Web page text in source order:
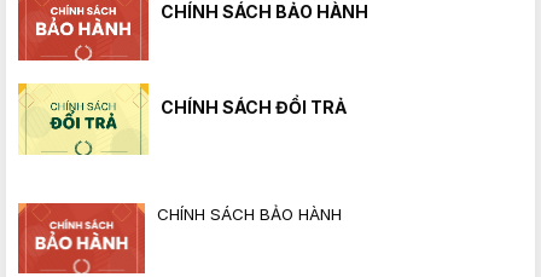
CHÍNH SÁCH BẢO HÀNH
CHÍNH SÁCH ĐỔI TRẢ
CHÍNH SÁCH BẢO HÀNH